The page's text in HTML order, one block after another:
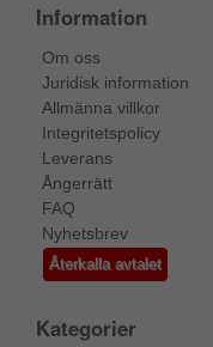
Information
Om oss
Juridisk information
Allmänna villkor
Integritetspolicy
Leverans
Ångerrätt
FAQ
Nyhetsbrev
Återkalla avtalet
Kategorier